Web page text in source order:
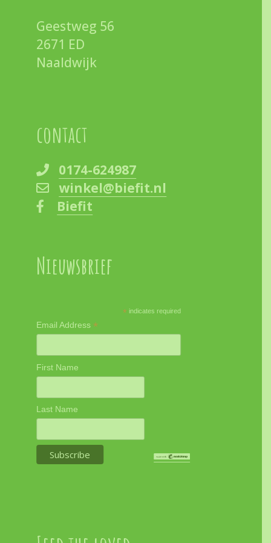
Geestweg 56
2671 ED
Naaldwijk
contact
0174-624987
winkel@biefit.nl
Biefit
Nieuwsbrief
* indicates required
Email Address*
First Name
Last Name